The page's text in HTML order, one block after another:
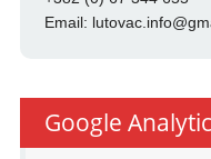
Email:
Google